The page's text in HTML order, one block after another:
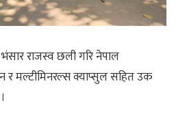
राजस्व छली गरि नेपाल
र मल्टीमिनरल्स क्याप्सुल सहित उक